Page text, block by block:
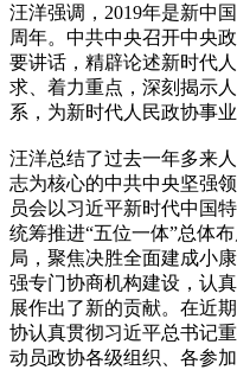
汪洋强调，2019年是新中
周年。中共中央召开中央
要讲话，精辟论述新时代
求、着力重点，深刻揭示
系，为新时代人民政协事
汪洋总结了过去一年多来
志为核心的中共中央坚强
员会以习近平新时代中国
统筹推进“五位一体”总体
局，聚焦决胜全面建成小
强专门协商机构建设，认
展作出了新的贡献。在近
协认真贯彻习近平总书记
动员政协各级组织、各参